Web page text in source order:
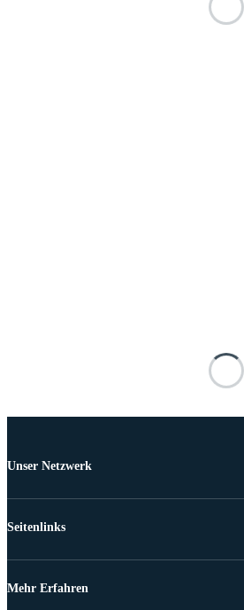
Unser Netzwerk
Seitenlinks
Mehr Erfahren